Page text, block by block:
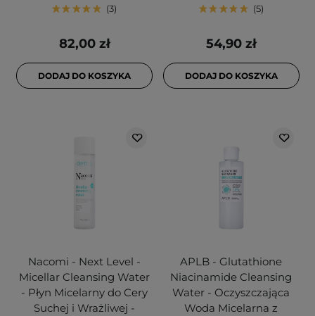
3
82,00 zł
DODAJ DO KOSZYKA
5
54,90 zł
DODAJ DO KOSZYKA
Nacomi - Next Level -
Micellar Cleansing Water
- Płyn Micelarny do Cery
Suchej i Wrażliwej -
APLB - Glutathione
Niacinamide Cleansing
Water - Oczyszczająca
Woda Micelarna z